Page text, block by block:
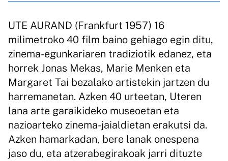
UTE AURAND (Frankfurt 1957) 16
milimetroko 40 film baino gehiago egin ditu,
zinema-egunkariaren tradiziotik edanez, eta
horrek Jonas Mekas, Marie Menken eta
Margaret Tai bezalako artistekin jartzen du
harremanetan. Azken 40 urteetan, Uteren
lana arte garaikideko museoetan eta
nazioarteko zinema-jaialdietan erakutsi da.
Azken hamarkadan, bere lanak onespena
jaso du, eta atzerabegirakoak jarri dituzte